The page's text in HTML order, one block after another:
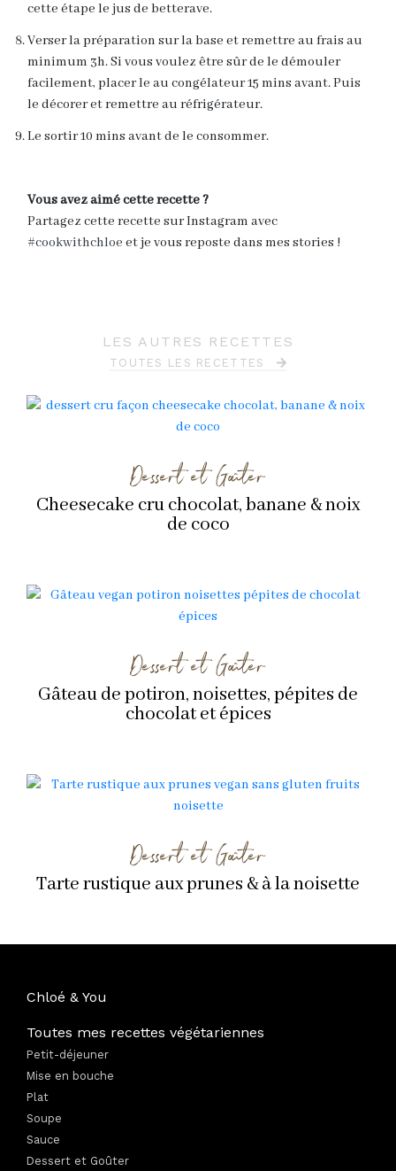
cette étape le jus de betterave.
Verser la préparation sur la base et remettre au frais au
minimum 3h. Si vous voulez être sûr de le démouler
facilement, placer le au congélateur 15 mins avant. Puis
le décorer et remettre au réfrigérateur.
Le sortir 10 mins avant de le consommer.
Vous avez aimé cette recette ?
Partagez cette recette sur Instagram avec
#cookwithchloe et je vous reposte dans mes stories !
LES AUTRES RECETTES
TOUTES LES RECETTES
Dessert et Goûter
Cheesecake cru chocolat, banane & noix
de coco
Dessert et Goûter
Gâteau de potiron, noisettes, pépites de
chocolat et épices
Dessert et Goûter
Tarte rustique aux prunes & à la noisette
Chloé & You
Toutes mes recettes végétariennes
Petit-déjeuner
Mise en bouche
Plat
Soupe
Sauce
Dessert et Goûter